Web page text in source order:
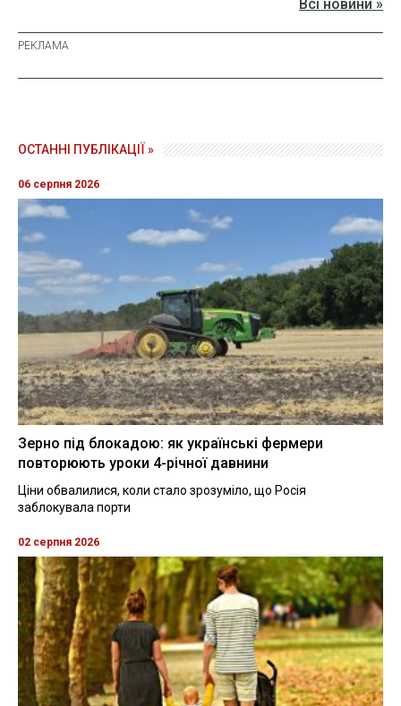
Всі новини »
ОСТАННІ ПУБЛІКАЦІЇ »
06 серпня 2026
Зерно під блокадою: як українські фермери
повторюють уроки 4-річної давнини
Ціни обвалилися, коли стало зрозуміло, що Росія
заблокувала порти
02 серпня 2026